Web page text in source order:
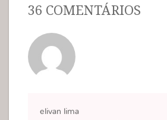
36 COMENTÁRIOS
elivan lima